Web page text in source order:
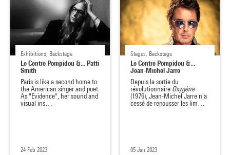
Exhibitions, Backstage
Le Centre Pompidou &... Patti
Smith
Paris is like a second home to
the American singer and poet.
As "Evidence", her sound and
visual ins…
24 Feb 2023
Stages, Backstage
Le Centre Pompidou &...
Jean-Michel Jarre
Depuis la sortie du
révolutionnaire Oxygène
(1976),Jean-Michel Jarre n'a
cessé de repousser les lim…
05 Jan 2023